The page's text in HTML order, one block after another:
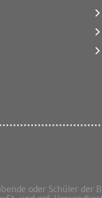
oder Schüler der